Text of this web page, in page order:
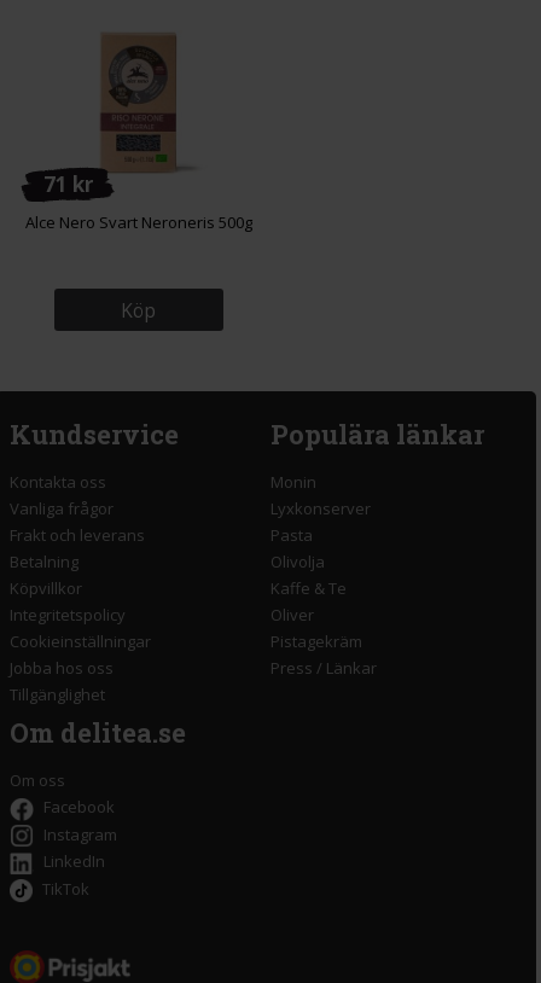
71 kr
Alce Nero Svart Neroneris 500g
Köp
Kundservice
Kontakta oss
Vanliga frågor
Frakt och leverans
Betalning
Köpvillkor
Integritetspolicy
Cookieinställningar
Jobba hos oss
Tillgänglighet
Populära länkar
Monin
Lyxkonserver
Pasta
Olivolja
Kaffe & Te
Oliver
Pistagekräm
Press / Länkar
Om delitea.se
Om oss
Facebook
Instagram
LinkedIn
TikTok